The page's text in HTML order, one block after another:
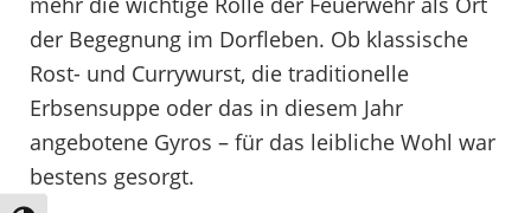
der Begegnung im Dorfleben. Ob klassische
Rost- und Currywurst, die traditionelle
Erbsensuppe oder das in diesem Jahr
angebotene Gyros – für das leibliche Wohl war
bestens gesorgt.